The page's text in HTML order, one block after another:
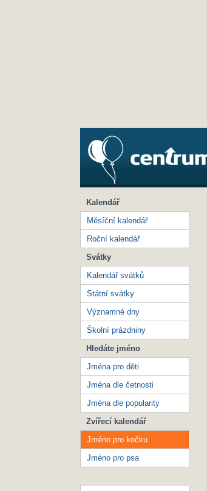
Kalendář
Měsíční kalendář
Roční kalendář
Svátky
Kalendář svátků
Státní svátky
Významné dny
Školní prázdniny
Hledáte jméno
Jména pro děti
Jména dle četnosti
Jména dle popularity
Zvířecí kalendář
Jméno pro kočku
Jméno pro psa